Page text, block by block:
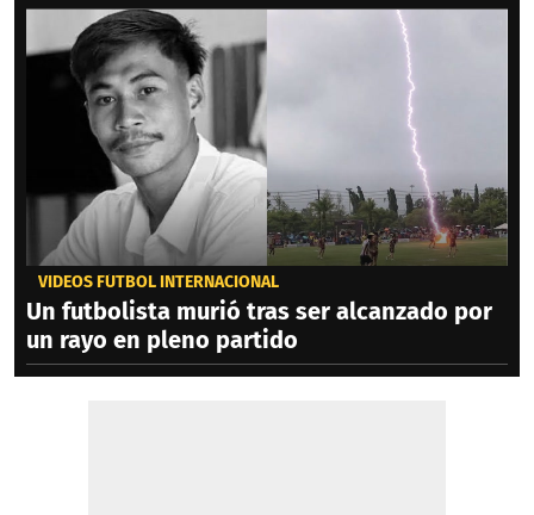
VIDEOS FÚTBOL INTERNACIONAL
Un futbolista murió tras ser alcanzado por
un rayo en pleno partido